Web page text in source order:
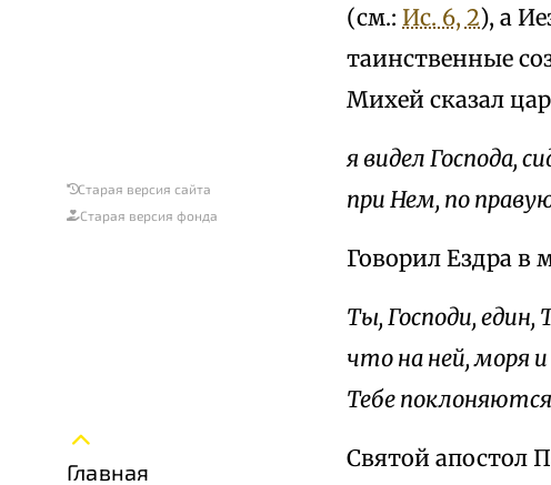
Старая версия сайта
Старая версия фонда
Главная
(см.: Ис. 6, 2), а
таинственные
Михей сказал
я видел Господа,
при Нем, по
Говорил Ездра в
Ты, Господи, един,
что на ней, моря
Тебе поклоняются
Святой апостол